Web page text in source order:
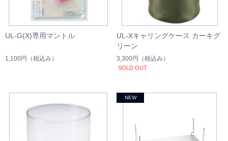
UL-G(X)専用マントル
1,100円 （税込み）
UL-Xキャリングケース カーキグ
リーン
3,300円 （税込み）
SOLD OUT